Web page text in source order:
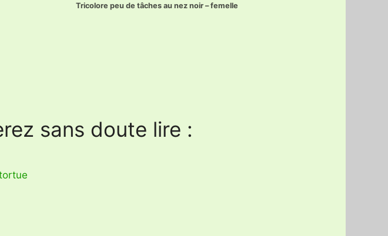
Tricolore peu de tâches au nez noir – femelle
sans doute lire :